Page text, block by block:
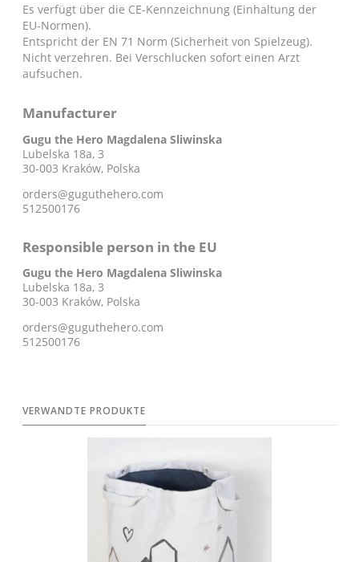
Es verfügt über die CE-Kennzeichnung (Einhaltung der
EU-Normen).
Entspricht der EN 71 Norm (Sicherheit von Spielzeug).
Nicht verzehren. Bei Verschlucken sofort einen Arzt
aufsuchen.
Manufacturer
Gugu the Hero Magdalena Sliwinska
Lubelska 18a, 3
30-003 Kraków, Polska
orders@guguthehero.com
512500176
Responsible person in the EU
Gugu the Hero Magdalena Sliwinska
Lubelska 18a, 3
30-003 Kraków, Polska
orders@guguthehero.com
512500176
VERWANDTE PRODUKTE